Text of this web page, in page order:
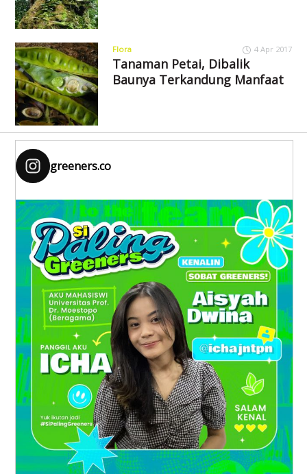
Flora 4 Apr 2017
Tanaman Petai, Dibalik
Baunya Terkandung Manfaat
greeners.co